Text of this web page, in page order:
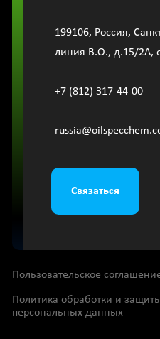
Пользовательское
Политика обработки и
персональных данных
199106, Россия,
линия В.О., д.15/2A,
+7 (812) 317-44-00
Связаться